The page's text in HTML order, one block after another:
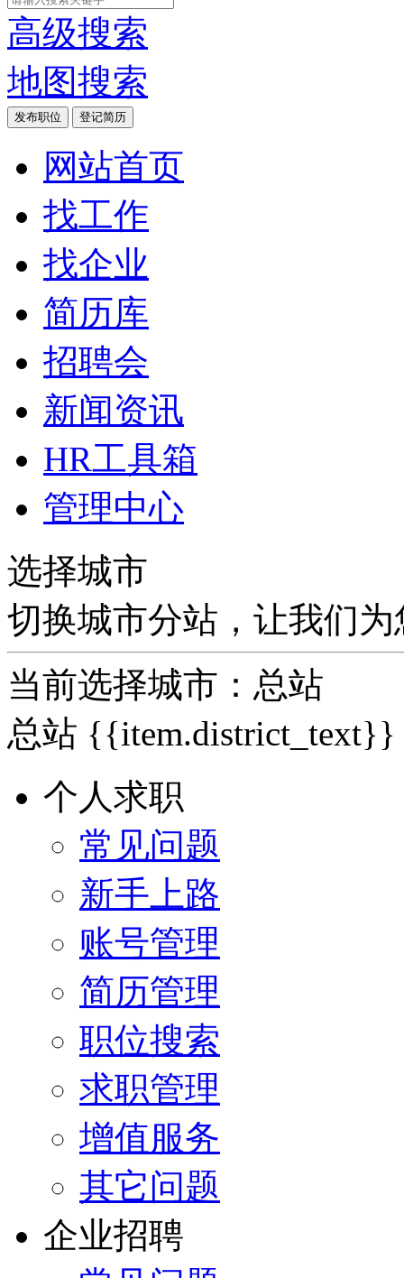
高级搜索
地图搜索
发布职位 登记简历
网站首页
找工作
找企业
简历库
招聘会
新闻资讯
HR工具箱
管理中心
选择城市
切换城市分站，让我们
当前选择城市： 总站
总站 {{item.district_text}}
个人求职
常见问题
新手上路
账号管理
简历管理
职位搜索
求职管理
增值服务
其它问题
企业招聘